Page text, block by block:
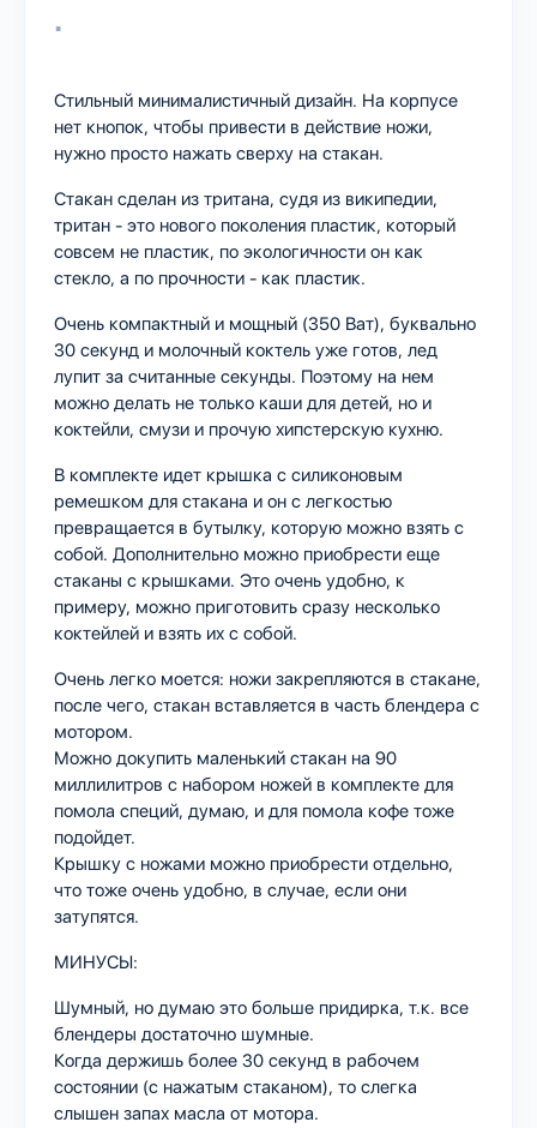
Стильный минималистичный дизайн. На корпусе
нет кнопок, чтобы привести в действие ножи,
нужно просто нажать сверху на стакан.
Стакан сделан из тритана, судя из википедии,
тритан - это нового поколения пластик, который
совсем не пластик, по экологичности он как
стекло, а по прочности - как пластик.
Очень компактный и мощный (350 Ват), буквально
30 секунд и молочный коктель уже готов, лед
лупит за считанные секунды. Поэтому на нем
можно делать не только каши для детей, но и
коктейли, смузи и прочую хипстерскую кухню.
В комплекте идет крышка с силиконовым
ремешком для стакана и он с легкостью
превращается в бутылку, которую можно взять с
собой. Дополнительно можно приобрести еще
стаканы с крышками. Это очень удобно, к
примеру, можно приготовить сразу несколько
коктейлей и взять их с собой.
Очень легко моется: ножи закрепляются в стакане,
после чего, стакан вставляется в часть блендера с
мотором.
Можно докупить маленький стакан на 90
миллилитров с набором ножей в комплекте для
помола специй, думаю, и для помола кофе тоже
подойдет.
Крышку с ножами можно приобрести отдельно,
что тоже очень удобно, в случае, если они
затупятся.
МИНУСЫ:
Шумный, но думаю это больше придирка, т.к. все
блендеры достаточно шумные.
Когда держишь более 30 секунд в рабочем
состоянии (с нажатым стаканом), то слегка
слышен запах масла от мотора.